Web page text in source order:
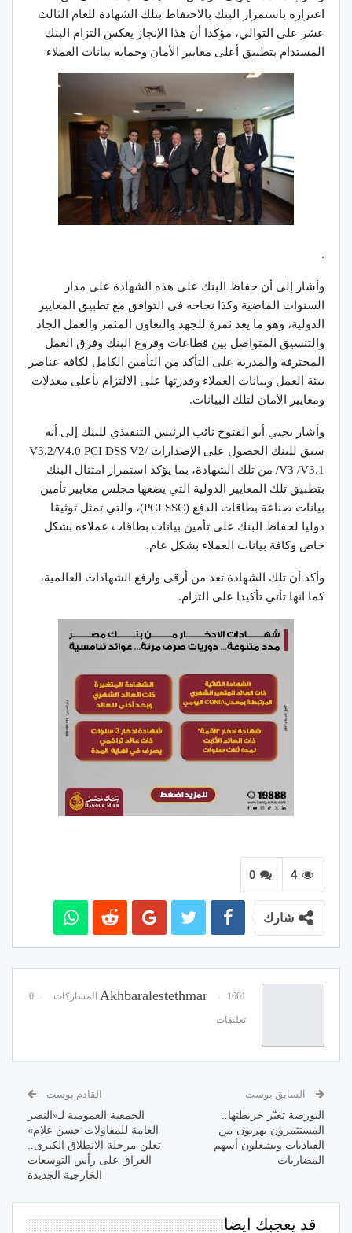
اعتزازه باستمرار البنك بالاحتفاظ بتلك الشهادة للعام الثالث
عشر على التوالي، مؤكدا أن هذا الإنجاز يعكس التزام البنك
المستدام بتطبيق أعلى معايير الأمان وحماية بيانات العملاء
.
وأشار إلى أن حفاظ البنك علي هذه الشهادة على مدار
السنوات الماضية وكذا نجاحه في التوافق مع تطبيق المعايير
الدولية، وهو ما يعد ثمرة للجهد والتعاون المثمر والعمل الجاد
والتنسيق المتواصل بين قطاعات وفروع البنك وفرق العمل
المحترفة والمدربة على التأكد من التأمين الكامل لكافة عناصر
بيئة العمل وبيانات العملاء وقدرتها على الالتزام بأعلى معدلات
ومعايير الأمان لتلك البيانات.
وأشار يحيي أبو الفتوح نائب الرئيس التنفيذي للبنك إلى أنه
سبق للبنك الحصول على الإصدارات V3.2/V4.0 PCI DSS V2/
V3 /V3.1/ من تلك الشهادة، بما يؤكد استمرار امتثال البنك
بتطبيق تلك المعايير الدولية التي يضعها مجلس معايير تأمين
بيانات صناعة بطاقات الدفع (PCI SSC)، والتي تمثل توثيقا
دولیا لحفاظ البنك على تأمين بیانات بطاقات عملاءه بشكل
خاص وكافة بيانات العملاء بشكل عام.
وأكد أن تلك الشهادة تعد من أرقى وارفع الشهادات العالمية،
كما انها تأتي تأكيدا على التزام.
0 4
شارك
Akhbaralestethmar 1661 المشاركات 0
تعليقات
السابق بوست
البورصة تغيّر خريطتها..
المستثمرون يهربون من
القياديات ويشعلون أسهم
المضاربات
القادم بوست
الجمعية العمومية لـ«النصر
العامة للمقاولات حسن علام»
تعلن مرحلة الانطلاق الكبرى..
العراق على رأس التوسعات
الخارجية الجديدة
قد يعجبك ايضا